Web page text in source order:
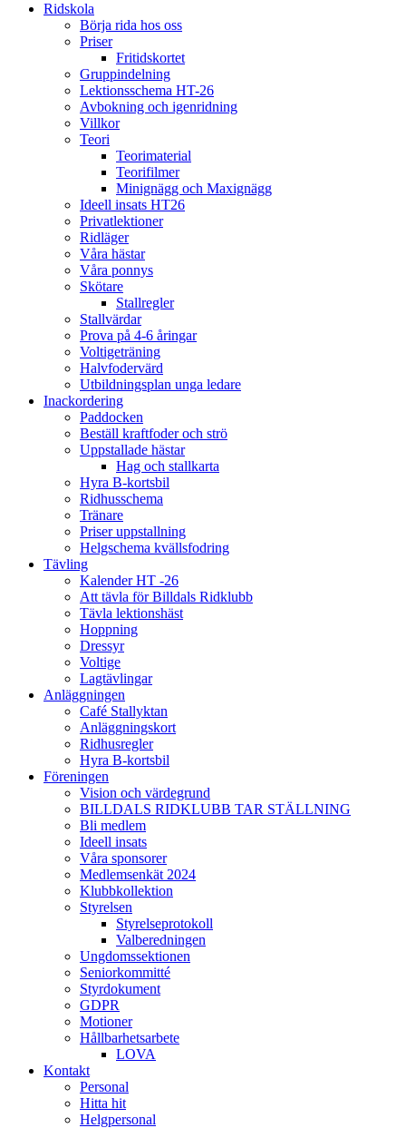
Ridskola
Börja rida hos oss
Priser
Fritidskortet
Gruppindelning
Lektionsschema HT-26
Avbokning och igenridning
Villkor
Teori
Teorimaterial
Teorifilmer
Minignägg och Maxignägg
Ideell insats HT26
Privatlektioner
Ridläger
Våra hästar
Våra ponnys
Skötare
Stallregler
Stallvärdar
Prova på 4-6 åringar
Voltigeträning
Halvfodervärd
Utbildningsplan unga ledare
Inackordering
Paddocken
Beställ kraftfoder och strö
Uppstallade hästar
Hag och stallkarta
Hyra B-kortsbil
Ridhusschema
Tränare
Priser uppstallning
Helgschema kvällsfodring
Tävling
Kalender HT -26
Att tävla för Billdals Ridklubb
Tävla lektionshäst
Hoppning
Dressyr
Voltige
Lagtävlingar
Anläggningen
Café Stallyktan
Anläggningskort
Ridhusregler
Hyra B-kortsbil
Föreningen
Vision och värdegrund
BILLDALS RIDKLUBB TAR STÄLLNING
Bli medlem
Ideell insats
Våra sponsorer
Medlemsenkät 2024
Klubbkollektion
Styrelsen
Styrelseprotokoll
Valberedningen
Ungdomssektionen
Seniorkommitté
Styrdokument
GDPR
Motioner
Hållbarhetsarbete
LOVA
Kontakt
Personal
Hitta hit
Helgpersonal